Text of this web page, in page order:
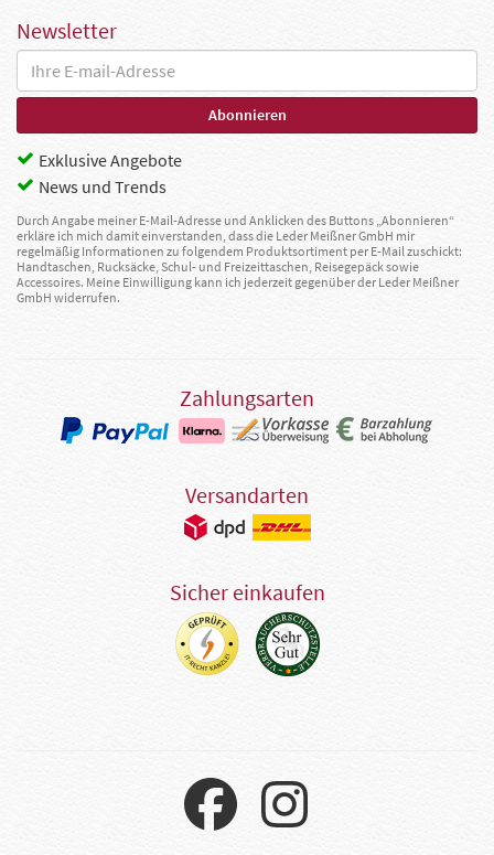
Newsletter
Exklusive Angebote
News und Trends
Durch Angabe meiner E-Mail-Adresse und Anklicken des Buttons „Abonnieren“
erkläre ich mich damit einverstanden, dass die Leder Meißner GmbH mir
regelmäßig Informationen zu folgendem Produktsortiment per E-Mail zuschickt:
Handtaschen, Rucksäcke, Schul- und Freizeittaschen, Reisegepäck sowie
Accessoires. Meine Einwilligung kann ich jederzeit gegenüber der Leder Meißner
GmbH widerrufen.
Zahlungsarten
Versandarten
Sicher einkaufen